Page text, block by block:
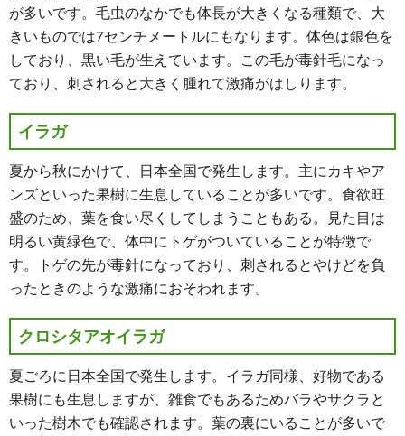
が多いです。毛虫のなかでも体長が大きくなる種類で、大
きいものでは7センチメートルにもなります。体色は銀色を
しており、黒い毛が生えています。この毛が毒針毛になっ
ており、刺されると大きく腫れて激痛がはしります。
イラガ
夏から秋にかけて、日本全国で発生します。主にカキやア
ンズといった果樹に生息していることが多いです。食欲旺
盛のため、葉を食い尽くしてしまうこともある。見た目は
明るい黄緑色で、体中にトゲがついていることが特徴で
す。トゲの先が毒針になっており、刺されるとやけどを負
ったときのような激痛におそわれます。
クロシタアオイラガ
夏ごろに日本全国で発生します。イラガ同様、好物である
果樹にも生息しますが、雑食でもあるためバラやサクラと
いった樹木でも確認されます。葉の裏にいることが多いで